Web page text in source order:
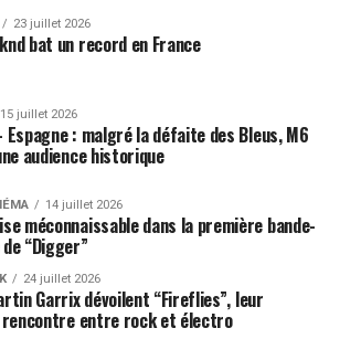
23 juillet 2026
bat un record en France
15 juillet 2026
Espagne : malgré la défaite des Bleus, M6
audience historique
14 juillet 2026
méconnaissable dans la première bande-
“Digger”
24 juillet 2026
Garrix dévoilent “Fireflies”, leur
rencontre entre rock et électro